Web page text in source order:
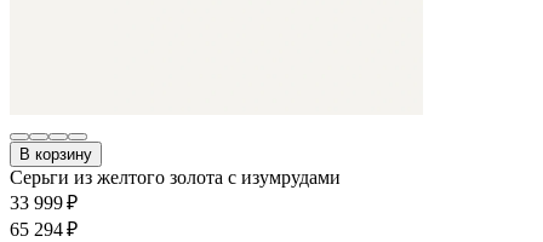
В корзину
Серьги из желтого золота с изумрудами
33 999 ₽
65 294 ₽